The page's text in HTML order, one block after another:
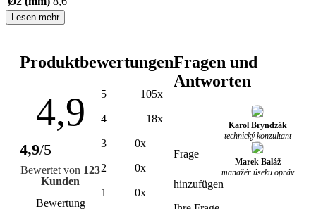
Lesen mehr
Produktbewertungen
4,9
4,9/5
Bewertet von 123
Kunden
Bewertung
5 105x
4 18x
3 0x
2 0x
1 0x
Fragen und
Antworten
Karol Bryndzák
technický konzultant
Marek Baláž
manažér úseku opráv
Frage
hinzufügen